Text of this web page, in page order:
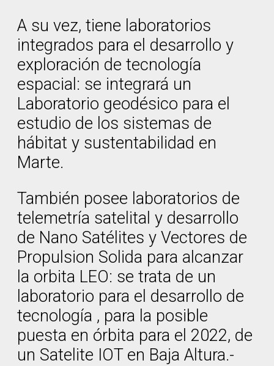
A su vez, tiene laboratorios
integrados para el desarrollo y
exploración de tecnología
espacial: se integrará un
Laboratorio geodésico para el
estudio de los sistemas de
hábitat y sustentabilidad en
Marte.
También posee laboratorios de
telemetría satelital y desarrollo
de Nano Satélites y Vectores de
Propulsion Solida para alcanzar
la orbita LEO: se trata de un
laboratorio para el desarrollo de
tecnología , para la posible
puesta en órbita para el 2022, de
un Satelite IOT en Baja Altura.-